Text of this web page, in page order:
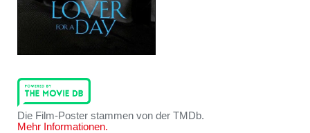
Die Film-Poster stammen von der TMDb.
Mehr Informationen.